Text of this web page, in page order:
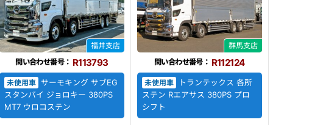
福井支店
問い合わせ番号： R113793
未使用車
サーモキング サブEG
スタンバイ ジョロキー 380PS
MT7 ウロコステン
群馬支店
問い合わせ番号： R112124
未使用車
トランテックス 各所
ステン Rエアサス 380PS プロ
シフト